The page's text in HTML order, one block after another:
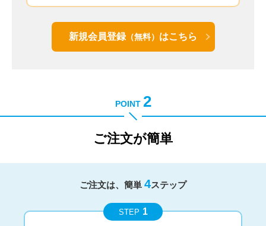
新規会員登録（無料） はこちら
POINT 2
ご注文が簡単
ご注文は、簡単 4ステップ
STEP 1